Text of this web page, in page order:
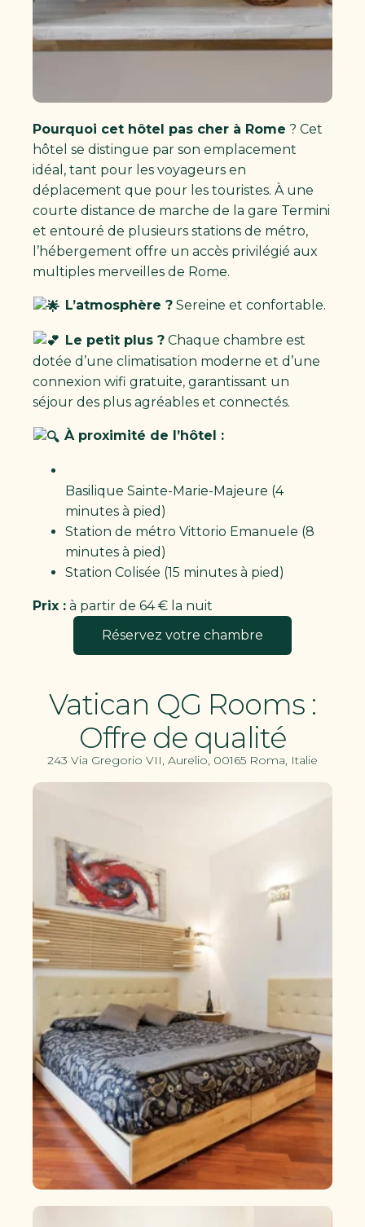
Pourquoi cet hôtel pas cher à Rome ? Cet
hôtel se distingue par son emplacement
idéal, tant pour les voyageurs en
déplacement que pour les touristes. À une
courte distance de marche de la gare Termini
et entouré de plusieurs stations de métro,
l’hébergement offre un accès privilégié aux
multiples merveilles de Rome.
L’atmosphère ?Sereine et confortable.
Le petit plus ?Chaque chambre est
dotée d’une climatisation moderne et d’une
connexion wifi gratuite, garantissant un
séjour des plus agréables et connectés.
À proximité de l’hôtel :
Basilique Sainte-Marie-Majeure (4
minutes à pied)
Station de métro Vittorio Emanuele (8
minutes à pied)
Station Colisée (15 minutes à pied)
Prix : à partir de 64 € la nuit
Réservez votre chambre
Vatican QG Rooms :
Offre de qualité
243 Via Gregorio VII, Aurelio, 00165 Roma, Italie